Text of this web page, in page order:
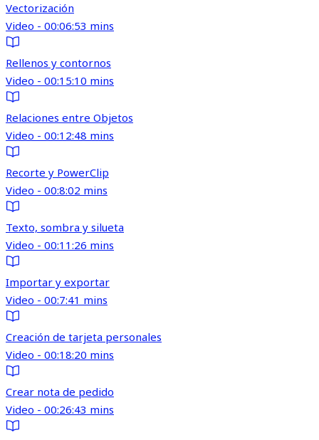
Vectorización
Video - 00:06:53 mins
Rellenos y contornos
Video - 00:15:10 mins
Relaciones entre Objetos
Video - 00:12:48 mins
Recorte y PowerClip
Video - 00:8:02 mins
Texto, sombra y silueta
Video - 00:11:26 mins
Importar y exportar
Video - 00:7:41 mins
Creación de tarjeta personales
Video - 00:18:20 mins
Crear nota de pedido
Video - 00:26:43 mins